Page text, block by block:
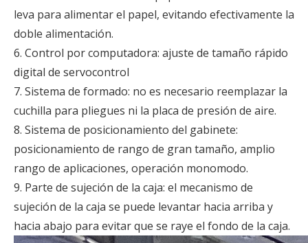
leva para alimentar el papel, evitando efectivamente la
doble alimentación.
6. Control por computadora: ajuste de tamaño rápido
digital de servocontrol
7. Sistema de formado: no es necesario reemplazar la
cuchilla para pliegues ni la placa de presión de aire.
8. Sistema de posicionamiento del gabinete:
posicionamiento de rango de gran tamaño, amplio
rango de aplicaciones, operación monomodo.
9. Parte de sujeción de la caja: el mecanismo de
sujeción de la caja se puede levantar hacia arriba y
hacia abajo para evitar que se raye el fondo de la caja.